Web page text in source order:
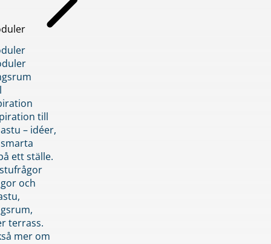
till
– idéer,
ett ställe.
och
terrass.
mer om